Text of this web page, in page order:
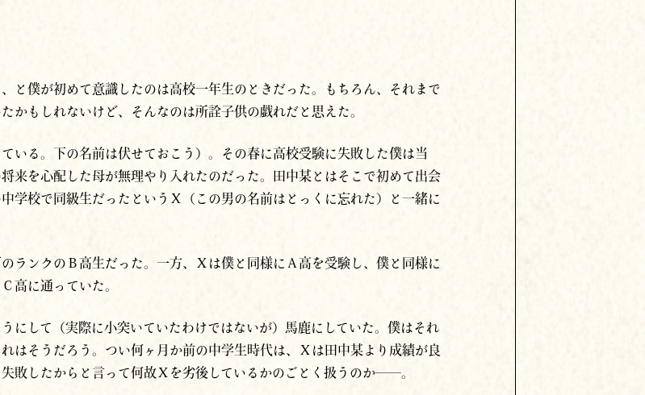
と僕が初めて意識したのは高校一年生のときだった。もちろん、それまで
かもしれないけど、そんなのは所詮子供の戯れだと思えた。
いる。下の名前は伏せておこう）。その春に高校受験に失敗した僕は当
来を心配した母が無理やり入れたのだった。田中某とはそこで初めて出会
学校で同級生だったというＸ（この男の名前はとっくに忘れた）と一緒に
ランクのＢ高生だった。一方、Ｘは僕と同様にＡ高を受験し、僕と同様に
高に通っていた。
にして（実際に小突いていたわけではないが）馬鹿にしていた。僕はそれ
はそうだろう。つい何ヶ月か前の中学生時代は、Ｘは田中某より成績が良
敗したからと言って何故Ｘを劣後しているかのごとく扱うのか――。